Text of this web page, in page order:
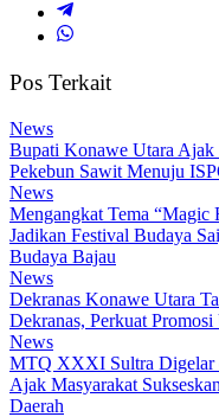
Pos Terkait
News
Bupati Konawe Utara Ajak
Pekebun Sawit Menuju
News
Mengangkat Tema “Magic
Jadikan Festival Budaya
Budaya Bajau
News
Dekranas Konawe Utara
Dekranas, Perkuat
News
MTQ XXXI Sultra Digelar
Ajak Masyarakat Sukseskan
Daerah